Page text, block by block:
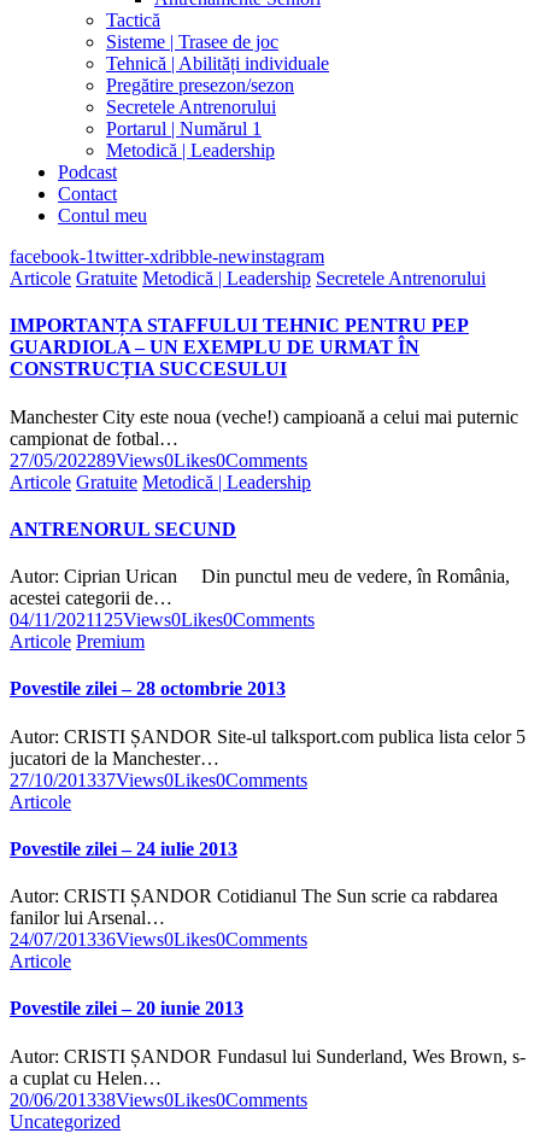
Tactică
Sisteme | Trasee de joc
Tehnică | Abilități individuale
Pregătire presezon/sezon
Secretele Antrenorului
Portarul | Numărul 1
Metodică | Leadership
Podcast
Contact
Contul meu
facebook-1twitter-xdribble-newinstagram
Articole Gratuite Metodică | Leadership Secretele Antrenorului
IMPORTANȚA STAFFULUI TEHNIC PENTRU PEP
GUARDIOLA – UN EXEMPLU DE URMAT ÎN
CONSTRUCȚIA SUCCESULUI
Manchester City este noua (veche!) campioană a celui mai puternic
campionat de fotbal…
27/05/202289Views0Likes0Comments
Articole Gratuite Metodică | Leadership
ANTRENORUL SECUND
Autor: Ciprian Urican Din punctul meu de vedere, în România,
acestei categorii de…
04/11/2021125Views0Likes0Comments
Articole Premium
Povestile zilei – 28 octombrie 2013
Autor: CRISTI ȘANDOR Site-ul talksport.com publica lista celor 5
jucatori de la Manchester…
27/10/201337Views0Likes0Comments
Articole
Povestile zilei – 24 iulie 2013
Autor: CRISTI ȘANDOR Cotidianul The Sun scrie ca rabdarea
fanilor lui Arsenal…
24/07/201336Views0Likes0Comments
Articole
Povestile zilei – 20 iunie 2013
Autor: CRISTI ȘANDOR Fundasul lui Sunderland, Wes Brown, s-
a cuplat cu Helen…
20/06/201338Views0Likes0Comments
Uncategorized